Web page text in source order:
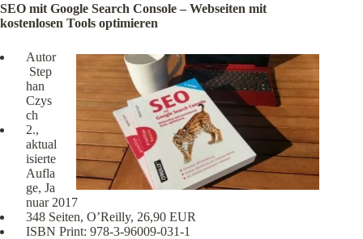
SEO mit Google Search Console – Webseiten mit
kostenlosen Tools optimieren
Autor
Step
han
Czys
ch
2.,
aktual
isierte
Aufla
ge, Ja
nuar 2017
348 Seiten, O’Reilly, 26,90 EUR
ISBN Print: 978-3-96009-031-1